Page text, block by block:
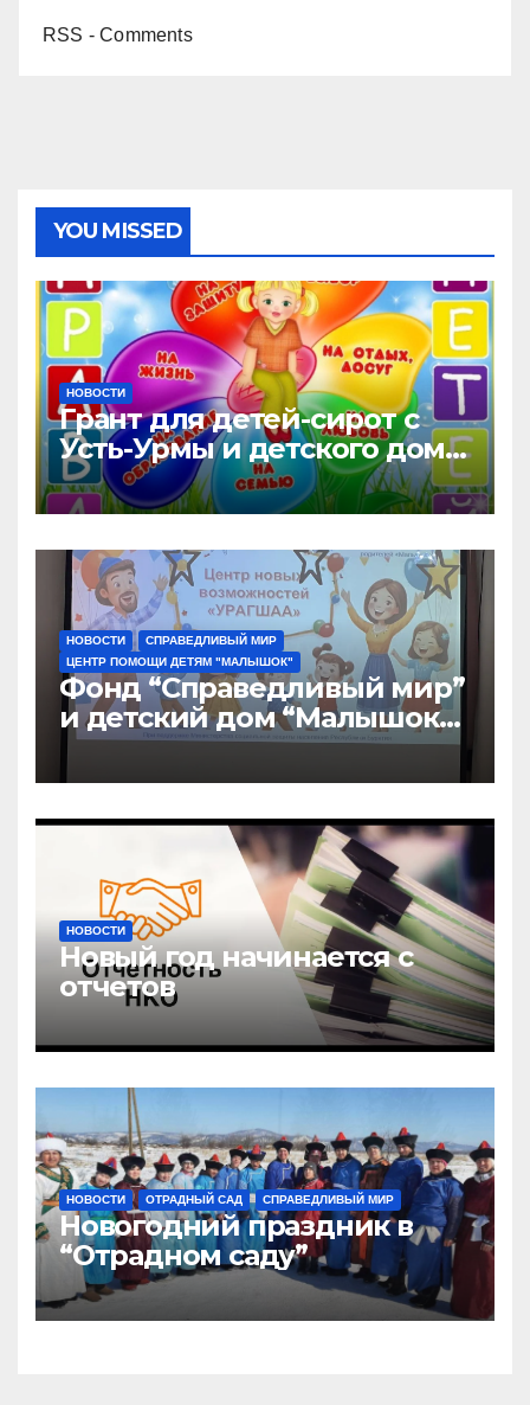
RSS - Comments
YOU MISSED
НОВОСТИ
Грант для детей-сирот с
Усть-Урмы и детского дома
“Малышок”
НОВОСТИ
СПРАВЕДЛИВЫЙ МИР
ЦЕНТР ПОМОЩИ ДЕТЯМ "МАЛЫШОК"
Фонд “Справедливый мир”
и детский дом “Малышок”
открыли центр новых
возможностей “УРАГШАА”
НОВОСТИ
Новый год начинается с
отчетов
НОВОСТИ ОТРАДНЫЙ САД СПРАВЕДЛИВЫЙ МИР
Новогодний праздник в
“Отрадном саду”